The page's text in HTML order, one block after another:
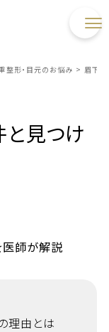
整形・目元のお悩み > 眉下
見つけ
理由とは